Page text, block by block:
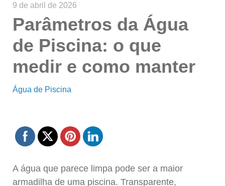
9 de abril de 2026
Parâmetros da Água
de Piscina: o que
medir e como manter
Água de Piscina
A água que parece limpa pode ser a maior
armadilha de uma piscina. Transparente,